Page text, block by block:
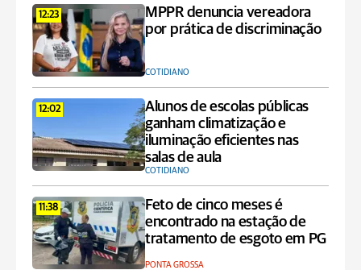
12:23
MPPR denuncia vereadora
por prática de discriminação
COTIDIANO
12:02
Alunos de escolas públicas
ganham climatização e
iluminação eficientes nas
salas de aula
COTIDIANO
11:38
Feto de cinco meses é
encontrado na estação de
tratamento de esgoto em PG
PONTA GROSSA